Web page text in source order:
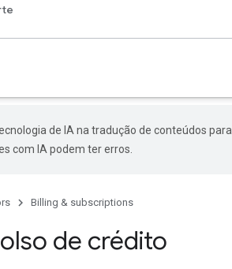
de IA na tradução de conteúdos para
com IA podem ter erros.
Billing & subscriptions
de crédito